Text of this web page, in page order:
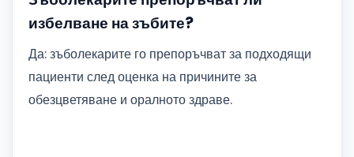
избелване на зъбите?
Да: зъболекарите го препоръчват за подходящи
пациенти след оценка на причините за
обезцветяване и оралното здраве.